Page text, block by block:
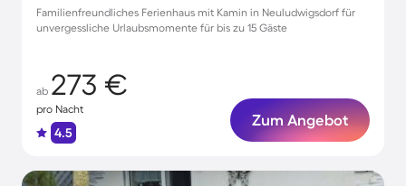
Familienfreundliches Ferienhaus mit Kamin in Neuludwigsdorf für
unvergessliche Urlaubsmomente für bis zu 15 Gäste
ab 273 €
pro Nacht
4.5
Zum Angebot